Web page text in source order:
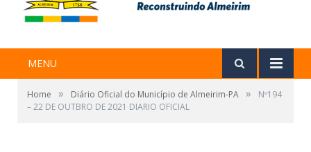
MENU
Home » Diário Oficial do Município de Almeirim-PA »
Nº194
– 22 DE OUTBRO DE 2021 DIARIO OFICIAL